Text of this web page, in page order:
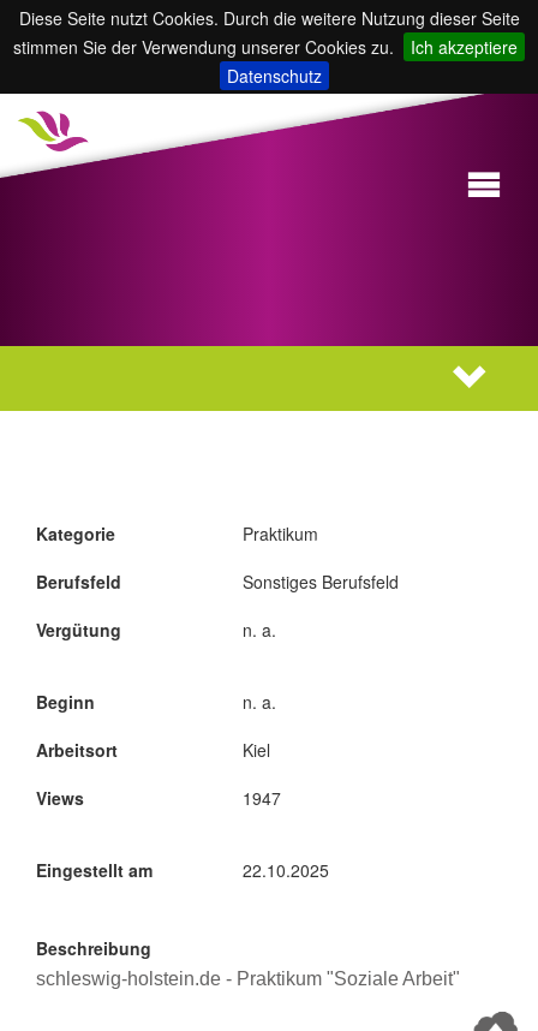
Diese Seite nutzt Cookies. Durch die weitere Nutzung dieser Seite
stimmen Sie der Verwendung unserer Cookies zu.
Ich akzeptiere
Datenschutz
Kategorie
Berufsfeld
Vergütung
Praktikum
Sonstiges Berufsfeld
n. a.
Beginn
Arbeitsort
Views
n. a.
Kiel
1947
Eingestellt am 22.10.2025
Beschreibung
schleswig-holstein.de - Praktikum "Soziale Arbeit"